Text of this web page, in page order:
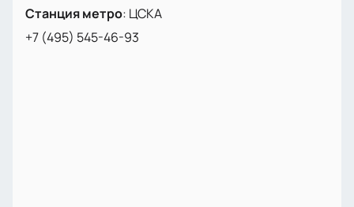
Станция метро: ЦСКА
+7 (495) 545-46-93